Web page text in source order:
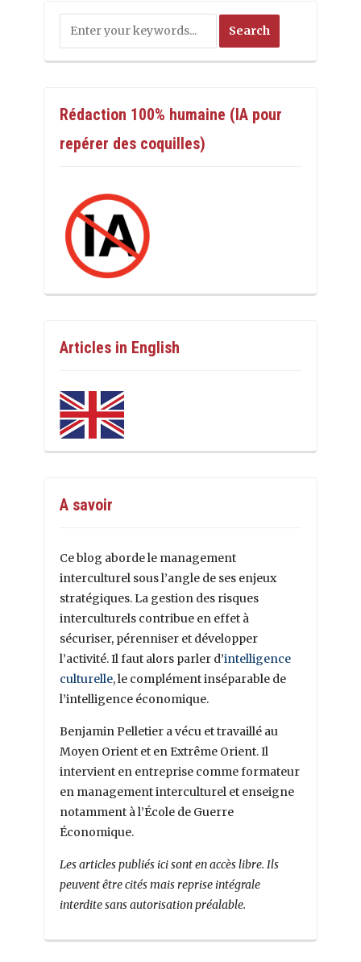
Rédaction 100% humaine (IA pour
repérer des coquilles)
Articles in English
A savoir
Ce blog aborde le management
interculturel sous l’angle de ses enjeux
stratégiques. La gestion des risques
interculturels contribue en effet à
sécuriser, pérenniser et développer
l’activité. Il faut alors parler d’intelligence
culturelle, le complément inséparable de
l’intelligence économique.
Benjamin Pelletier a vécu et travaillé au
Moyen Orient et en Extrême Orient. Il
intervient en entreprise comme formateur
en management interculturel et enseigne
notamment à l’École de Guerre
Économique.
Les articles publiés ici sont en accès libre. Ils
peuvent être cités mais reprise intégrale
interdite sans autorisation préalable.